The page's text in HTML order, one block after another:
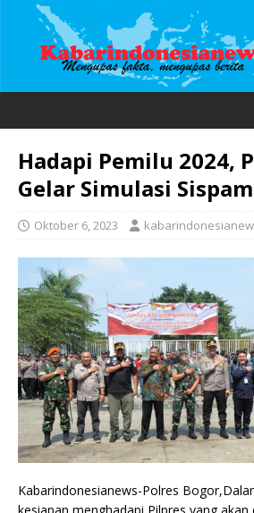
Hadapi Pemilu 2024,
Gelar Simulasi
Oktober 6, 2023
Kabarindonesianews-Polres
kesiapan menghadapi Pilpres yang akan